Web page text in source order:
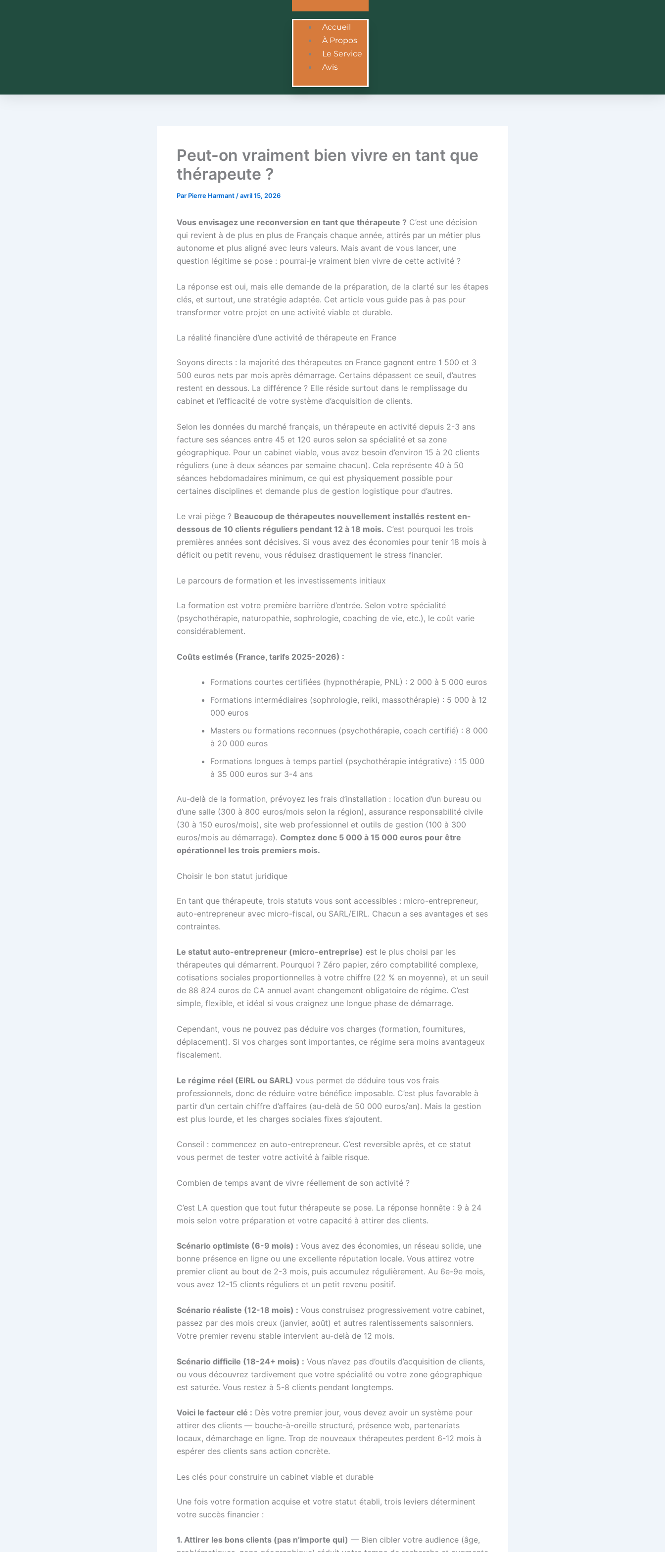
Accueil
À Propos
Le Service
Avis
Peut-on vraiment bien vivre en tant que
thérapeute ?
Par Pierre Harmant /avril 15, 2026
Vous envisagez une reconversion en tant que thérapeute ? C’est une décision
qui revient à de plus en plus de Français chaque année, attirés par un métier plus
autonome et plus aligné avec leurs valeurs. Mais avant de vous lancer, une
question légitime se pose : pourrai-je vraiment bien vivre de cette activité ?
La réponse est oui, mais elle demande de la préparation, de la clarté sur les étapes
clés, et surtout, une stratégie adaptée. Cet article vous guide pas à pas pour
transformer votre projet en une activité viable et durable.
La réalité financière d’une activité de thérapeute en France
Soyons directs : la majorité des thérapeutes en France gagnent entre 1 500 et 3
500 euros nets par mois après démarrage. Certains dépassent ce seuil, d’autres
restent en dessous. La différence ? Elle réside surtout dans le remplissage du
cabinet et l’efficacité de votre système d’acquisition de clients.
Selon les données du marché français, un thérapeute en activité depuis 2-3 ans
facture ses séances entre 45 et 120 euros selon sa spécialité et sa zone
géographique. Pour un cabinet viable, vous avez besoin d’environ 15 à 20 clients
réguliers (une à deux séances par semaine chacun). Cela représente 40 à 50
séances hebdomadaires minimum, ce qui est physiquement possible pour
certaines disciplines et demande plus de gestion logistique pour d’autres.
Le vrai piège ? Beaucoup de thérapeutes nouvellement installés restent en-
dessous de 10 clients réguliers pendant 12 à 18 mois. C’est pourquoi les trois
premières années sont décisives. Si vous avez des économies pour tenir 18 mois à
déficit ou petit revenu, vous réduisez drastiquement le stress financier.
Le parcours de formation et les investissements initiaux
La formation est votre première barrière d’entrée. Selon votre spécialité
(psychothérapie, naturopathie, sophrologie, coaching de vie, etc.), le coût varie
considérablement.
Coûts estimés (France, tarifs 2025-2026) :
Formations courtes certifiées (hypnothérapie, PNL) : 2 000 à 5 000 euros
Formations intermédiaires (sophrologie, reiki, massothérapie) : 5 000 à 12
000 euros
Masters ou formations reconnues (psychothérapie, coach certifié) : 8 000
à 20 000 euros
Formations longues à temps partiel (psychothérapie intégrative) : 15 000
à 35 000 euros sur 3-4 ans
Au-delà de la formation, prévoyez les frais d’installation : location d’un bureau ou
d’une salle (300 à 800 euros/mois selon la région), assurance responsabilité civile
(30 à 150 euros/mois), site web professionnel et outils de gestion (100 à 300
euros/mois au démarrage). Comptez donc 5 000 à 15 000 euros pour être
opérationnel les trois premiers mois.
Choisir le bon statut juridique
En tant que thérapeute, trois statuts vous sont accessibles : micro-entrepreneur,
auto-entrepreneur avec micro-fiscal, ou SARL/EIRL. Chacun a ses avantages et ses
contraintes.
Le statut auto-entrepreneur (micro-entreprise) est le plus choisi par les
thérapeutes qui démarrent. Pourquoi ? Zéro papier, zéro comptabilité complexe,
cotisations sociales proportionnelles à votre chiffre (22 % en moyenne), et un seuil
de 88 824 euros de CA annuel avant changement obligatoire de régime. C’est
simple, flexible, et idéal si vous craignez une longue phase de démarrage.
Cependant, vous ne pouvez pas déduire vos charges (formation, fournitures,
déplacement). Si vos charges sont importantes, ce régime sera moins avantageux
fiscalement.
Le régime réel (EIRL ou SARL) vous permet de déduire tous vos frais
professionnels, donc de réduire votre bénéfice imposable. C’est plus favorable à
partir d’un certain chiffre d’affaires (au-delà de 50 000 euros/an). Mais la gestion
est plus lourde, et les charges sociales fixes s’ajoutent.
Conseil : commencez en auto-entrepreneur. C’est reversible après, et ce statut
vous permet de tester votre activité à faible risque.
Combien de temps avant de vivre réellement de son activité ?
C’est LA question que tout futur thérapeute se pose. La réponse honnête : 9 à 24
mois selon votre préparation et votre capacité à attirer des clients.
Scénario optimiste (6-9 mois) : Vous avez des économies, un réseau solide, une
bonne présence en ligne ou une excellente réputation locale. Vous attirez votre
premier client au bout de 2-3 mois, puis accumulez régulièrement. Au 6e-9e mois,
vous avez 12-15 clients réguliers et un petit revenu positif.
Scénario réaliste (12-18 mois) : Vous construisez progressivement votre cabinet,
passez par des mois creux (janvier, août) et autres ralentissements saisonniers.
Votre premier revenu stable intervient au-delà de 12 mois.
Scénario difficile (18-24+ mois) : Vous n’avez pas d’outils d’acquisition de clients,
ou vous découvrez tardivement que votre spécialité ou votre zone géographique
est saturée. Vous restez à 5-8 clients pendant longtemps.
Voici le facteur clé : Dès votre premier jour, vous devez avoir un système pour
attirer des clients — bouche-à-oreille structuré, présence web, partenariats
locaux, démarchage en ligne. Trop de nouveaux thérapeutes perdent 6-12 mois à
espérer des clients sans action concrète.
Les clés pour construire un cabinet viable et durable
Une fois votre formation acquise et votre statut établi, trois leviers déterminent
votre succès financier :
1. Attirer les bons clients (pas n’importe qui) — Bien cibler votre audience (âge,